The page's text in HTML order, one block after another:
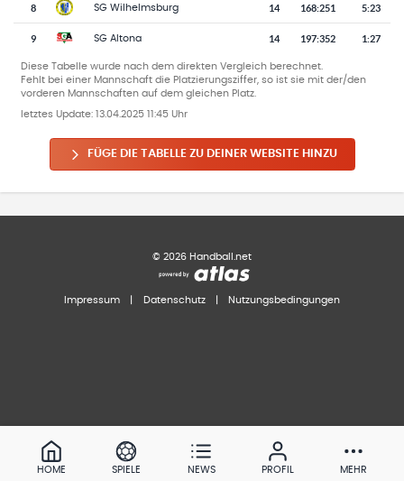
8 SG Wilhelmsburg 14 168:251 5:23
9 SG Altona 14 197:352 1:27
Diese Tabelle wurde nach dem direkten Vergleich berechnet.
Fehlt bei einer Mannschaft die Platzierungsziffer, so ist sie mit der/den
vorderen Mannschaften auf dem gleichen Platz.
letztes Update: 13.04.2025 11:45 Uhr
FÜGE DIE TABELLE ZU DEINER WEBSITE HINZU
© 2026 Handball.net
Impressum Datenschutz Nutzungsbedingungen
HOME SPIELE NEWS PROFIL MEHR